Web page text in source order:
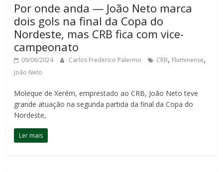
Por onde anda — João Neto marca
dois gols na final da Copa do
Nordeste, mas CRB fica com vice-
campeonato
09/06/2024 Carlos Frederico Palermo CRB, Fluminense,
João Neto
Moleque de Xerém, emprestado ao CRB, João Neto teve
grande atuação na segunda partida da final da Copa do
Nordeste,
Ler mais